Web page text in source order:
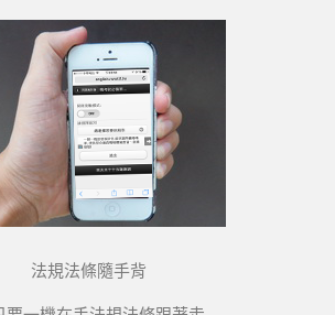
法規法條隨手背